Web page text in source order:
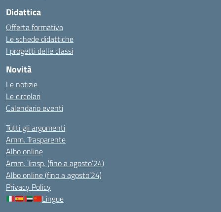
Didattica
Offerta formativa
Le schede didattiche
I progetti delle classi
Novità
Le notizie
Le circolari
Calendario eventi
Tutti gli argomenti
Amm. Trasparente
Albo online
Amm. Trasp. (fino a agosto’24)
Albo online (fino a agosto’24)
Privacy Policy
Lingue